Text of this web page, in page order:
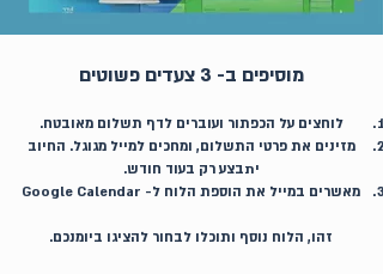
מוסיפים ב- 3 צעדים פשוטים
לוחצים על הכפתור ועוברים לדף תשלום מאובטח.
מזינים את פרטי התשלום, ומחכים למייל מגוגל. החיוב
יתבצע רק בעוד חודש.
מאשרים במייל את הוספת הלוח ל- Google Calendar
זהו, הלוח נוסף ותוכלו לבחור להציגו ביומנכם.